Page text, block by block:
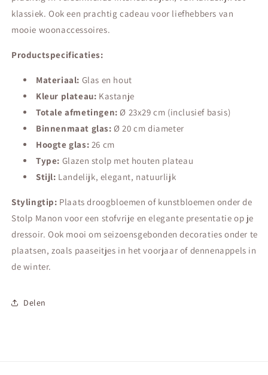
klassiek. Ook een prachtig cadeau voor liefhebbers van
mooie woonaccessoires.
Productspecificaties:
Materiaal: Glas en hout
Kleur plateau: Kastanje
Totale afmetingen: Ø 23x29 cm (inclusief basis)
Binnenmaat glas: Ø 20 cm diameter
Hoogte glas: 26 cm
Type: Glazen stolp met houten plateau
Stijl: Landelijk, elegant, natuurlijk
Stylingtip: Plaats droogbloemen of kunstbloemen onder de
Stolp Manon voor een stofvrije en elegante presentatie op je
dressoir. Ook mooi om seizoensgebonden decoraties onder te
plaatsen, zoals paaseitjes in het voorjaar of dennenappels in
de winter.
Delen